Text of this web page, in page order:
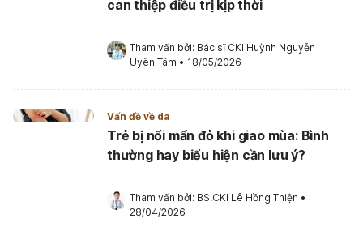
can thiệp điều trị kịp thời
Tham vấn bởi: Bác sĩ CKI Huỳnh Nguyễn
Uyên Tâm • 18/05/2026
Vấn đề về da
Trẻ bị nổi mẩn đỏ khi giao mùa: Bình
thường hay biểu hiện cần lưu ý?
Tham vấn bởi: BS.CKI Lê Hồng Thiện •
28/04/2026